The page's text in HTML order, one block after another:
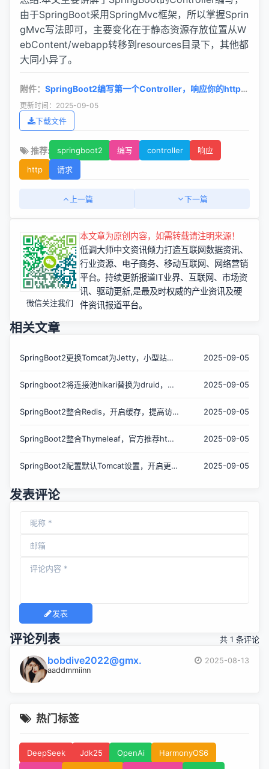
由于SpringBoot采用SpringMvc框架，所以掌握Sprin
gMvc写法即可，主要变化在于静态资源存放位置从W
ebContent/webapp转移到resources目录下，其他都
大同小异了。
附件： SpringBoot2编写第一个Controller，响应你的http请
求并返回结果
更新时间：2025-09-05
下载文件
推荐: springboot2 编写 controller
响应
http
请求
上一篇 下一篇
微信关注我们
本文章为原创内容，如需转载请注明来源！
低调大师中文资讯倾力打造互联网数据资讯、
行业资源、电子商务、移动互联网、网络营销
平台。持续更新报道IT业界、互联网、市场资
讯、驱动更新,是最及时权威的产业资讯及硬
件资讯报道平台。
相关文章
SpringBoot2更换Tomcat为Jetty，小型站点
2025-09-05
Springboot2将连接池hikari替换为druid，体
2025-09-05
SpringBoot2整合Redis，开启缓存，提高访问
2025-09-05
SpringBoot2整合Thymeleaf，官方推荐html
2025-09-05
SpringBoot2配置默认Tomcat设置，开启更多
2025-09-05
发表评论
发表
评论列表 共 1 条评论
bobdive2022@gmx.
2025-08-13
aaddmmiinn
热门标签
DeepSeek Jdk25 OpenAi
HarmonyOS6